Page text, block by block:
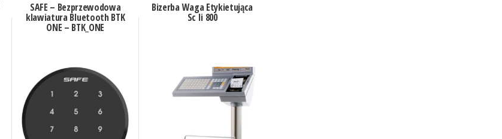
SAFE – Bezprzewodowa
klawiatura Bluetooth BTK
ONE – BTK_ONE
Bizerba Waga Etykietująca
Sc Ii 800